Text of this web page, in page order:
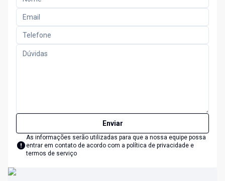
Enviar
As informações serão utilizadas para que a nossa equipe possa
entrar em contato de acordo com a política de privacidade e
termos de serviço